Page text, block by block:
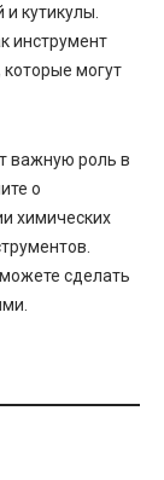
кутикулы.
инструмент
которые могут
важную роль в
о
химических
сделать